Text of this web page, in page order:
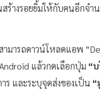
ร้างรอยยิ้มให้กับคนอีกจำ
มารถดาวน์โหลดแอพ
แล้วกดเลือกปุ่ม “
ร และระบุจุดส่งของเป็น